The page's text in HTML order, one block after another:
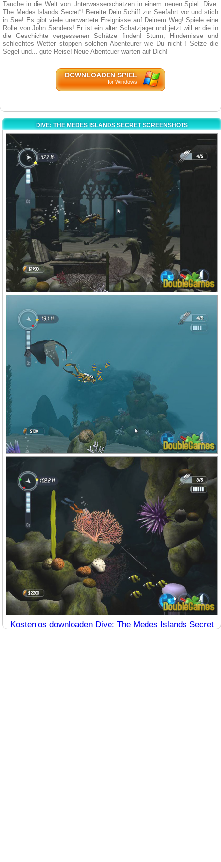
Tauche in die Welt von Unterwasserschätzen in einem neuen Spiel „Dive:
The Medes Islands Secret“! Bereite Dein Schiff zur Seefahrt vor und stich
in See! Es gibt viele unerwartete Ereignisse auf Deinem Weg! Spiele eine
Rolle von John Sanders! Er ist ein alter Schatzjäger und jetzt will er die in
die Geschichte vergessenen Schätze finden! Sturm, Hindernisse und
schlechtes Wetter stoppen solchen Abenteurer wie Du nicht ! Setze die
Segel und... gute Reise! Neue Abenteuer warten auf Dich!
DOWNLOADEN SPIEL
for Windows
DIVE: THE MEDES ISLANDS SECRET SCREENSHOTS
Kostenlos downloaden Dive: The Medes Islands Secret